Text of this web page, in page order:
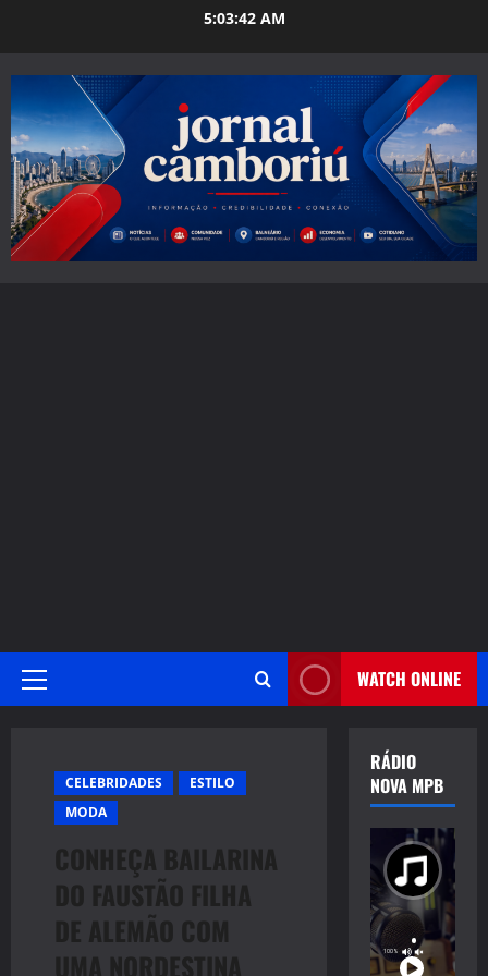
5:03:43 AM
Primary
WATCH ONLINE
CELEBRIDADES
ESTILO
MODA
CONHEÇA BAILARINA
DO FAUSTÃO FILHA
DE ALEMÃO COM
UMA NORDESTINA
RÁDIO
NOVA MPB